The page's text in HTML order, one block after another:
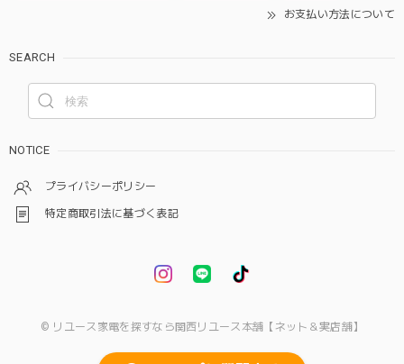
お支払い方法について
SEARCH
NOTICE
プライバシーポリシー
特定商取引法に基づく表記
© リユース家電を探すなら関西リユース本舗【ネット＆実店舗】